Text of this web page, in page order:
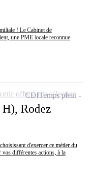
! Le Cabinet de
une PME locale reconnue
Rodez
d'exercer ce métier du
différentes actions, à la
CDITemps plein
offre à ma sélection